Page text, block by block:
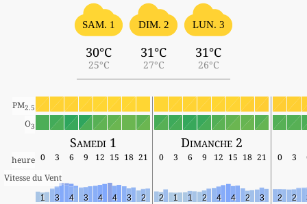
SAM. 1
30°C
25°C
DIM. 2
31°C
27°C
LUN. 3
31°C
26°C
PM2.5
O3
Samedi 1 Dimanche 2
heure 0 3 6 9 12 15 18 21 0 3 6 9 12 15 18 21 0 3
Vitesse du Vent
1 3 4 3 4 4 3 2 2 1 1 2 4 4 2 3 2 2